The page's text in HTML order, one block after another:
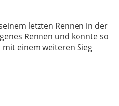
letzten Rennen in der
Rennen und konnte so
einem weiteren Sieg